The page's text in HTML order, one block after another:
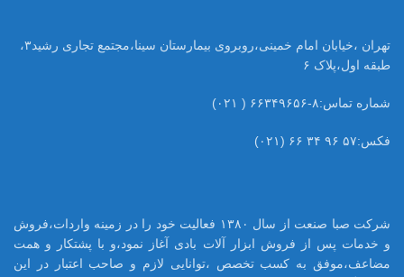
تهران ،خیابان امام خمینی،روبروی بیمارستان سینا،مجتمع تجاری رشید۳،
طبقه اول،پلاک ۶
شماره تماس:۸-۶۶۳۴۹۶۵۶ ( ۰۲۱)
فکس:۵۷ ۹۶ ۳۴ ۶۶ (۰۲۱)
شرکت صبا صنعت از سال ۱۳۸۰ فعالیت خود را در زمینه واردات،فروش
و خدمات پس از فروش ابزار آلات بادی آغاز نمود،و با پشتکار و همت
مضاعف،موفق به کسب تخصص ،توانایی لازم و صاحب اعتبار در این